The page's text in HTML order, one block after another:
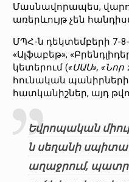
Մասնավորապես,
առերևույթ չեն
ՄՊՀ-ն դեկտեմբերի 7-
«Ալֆաբեթ»,
կետերում («ՍԱՍ», «Նոր
հունական պանիրների
հատկանիշներ, այդ
Եվրոպական
ն սեղանի
աղաջրում,